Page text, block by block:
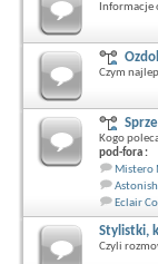
Informacje
Czym
Kogo
pod-fora :
Mistero
Eclair
Stylistki,
Czyli